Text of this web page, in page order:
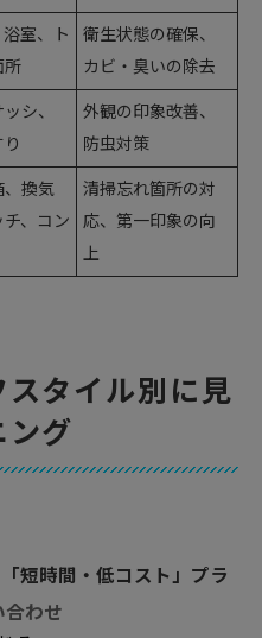
室、ト
所
衛生状態の確保、
カビ・臭いの除去
シ、
外観の印象改善、
防虫対策
、換気
、コン
清掃忘れ箇所の対
応、第一印象の向
上
タイル別に見
ング
短時間・低コスト」プラ